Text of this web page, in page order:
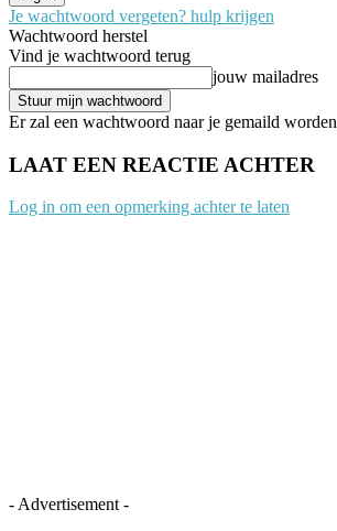
Je wachtwoord vergeten? hulp krijgen
Wachtwoord herstel
Vind je wachtwoord terug
jouw mailadres
Er zal een wachtwoord naar je gemaild worden
LAAT EEN REACTIE ACHTER
Log in om een opmerking achter te laten
- Advertisement -